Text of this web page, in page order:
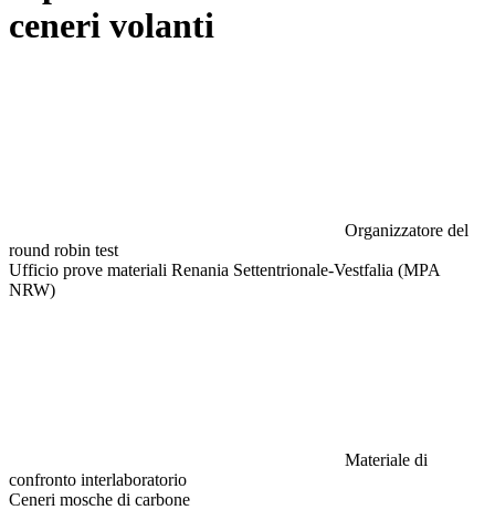
ceneri volanti
Organizzatore del
round robin test
Ufficio prove materiali Renania Settentrionale-Vestfalia (MPA
NRW)
Materiale di
confronto interlaboratorio
Ceneri mosche di carbone